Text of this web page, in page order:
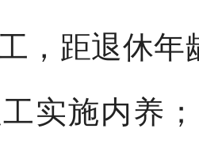
，距退休年
实施内养